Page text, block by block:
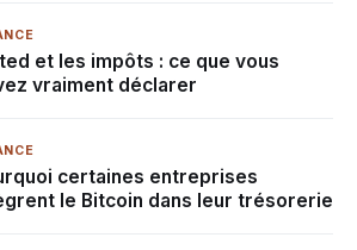
et les impôts : ce que vous
vraiment déclarer
certaines entreprises
le Bitcoin dans leur trésorerie